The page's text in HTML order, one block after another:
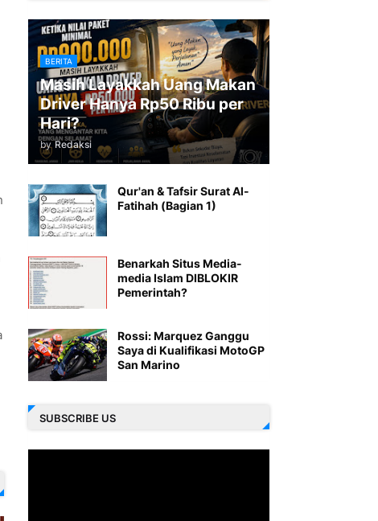
BERITA
Masih Layakkah Uang Makan
Driver Hanya Rp50 Ribu per
Hari?
by Redaksi
Qur'an & Tafsir Surat Al-
Fatihah (Bagian 1)
Benarkah Situs Media-
media Islam DIBLOKIR
Pemerintah?
Rossi: Marquez Ganggu
Saya di Kualifikasi MotoGP
San Marino
SUBSCRIBE US